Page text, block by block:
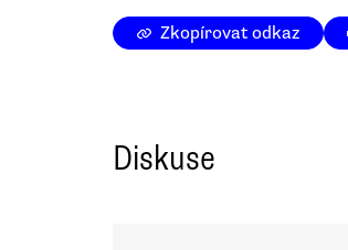
Zkopírovat odkaz
Diskuse